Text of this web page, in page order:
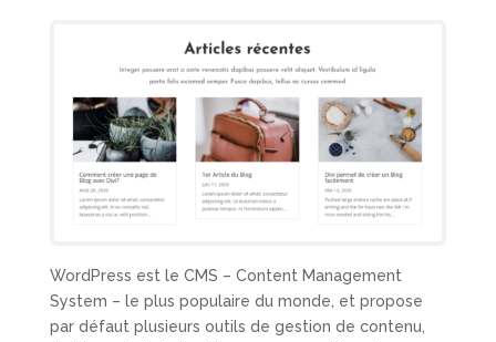
WordPress est le CMS – Content Management
System – le plus populaire du monde, et propose
par défaut plusieurs outils de gestion de contenu,